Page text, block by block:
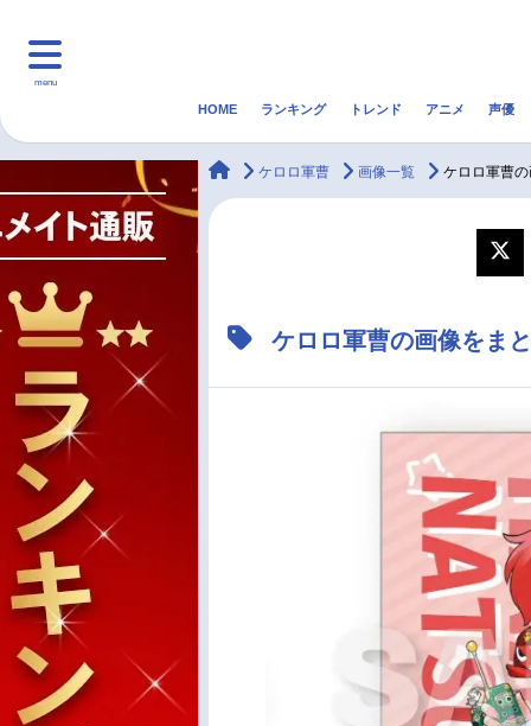
menu
マンガ・ラノベ 音楽
アニメ記事一覧
声優記事一覧
HOME ランキング トレンド アニメ 声優
animateTimes
ケロロ軍曹 画像一覧 ケロロ軍曹
ケロロ軍曹の画像をま